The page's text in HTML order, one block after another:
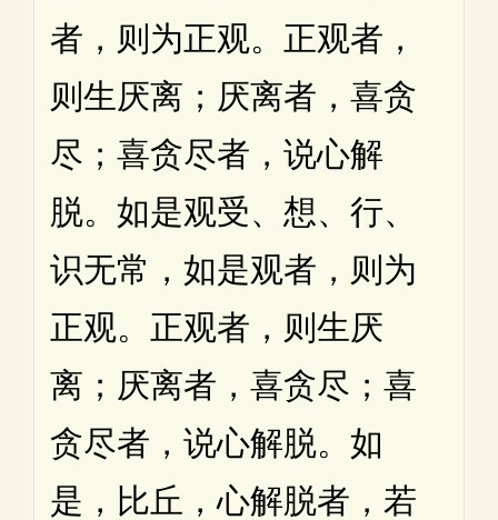
者，则为正观。正观者，
则生厌离；厌离者，喜贪
尽；喜贪尽者，说心解
脱。如是观受、想、行、
识无常，如是观者，则为
正观。正观者，则生厌
离；厌离者，喜贪尽；喜
贪尽者，说心解脱。如
是，比丘，心解脱者，若